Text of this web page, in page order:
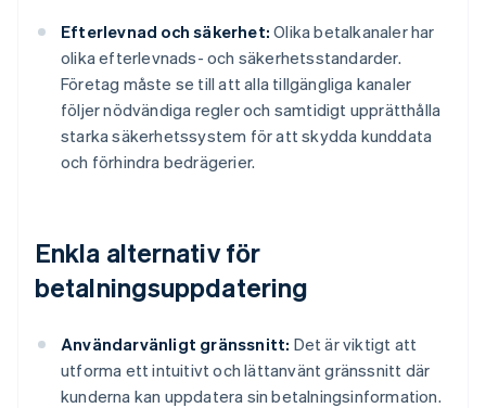
Efterlevnad och säkerhet: Olika betalkanaler har
olika efterlevnads- och säkerhetsstandarder.
Företag måste se till att alla tillgängliga kanaler
följer nödvändiga regler och samtidigt upprätthålla
starka säkerhetssystem för att skydda kunddata
och förhindra bedrägerier.
Enkla alternativ för
betalningsuppdatering
Användarvänligt gränssnitt: Det är viktigt att
utforma ett intuitivt och lättanvänt gränssnitt där
kunderna kan uppdatera sin betalningsinformation.